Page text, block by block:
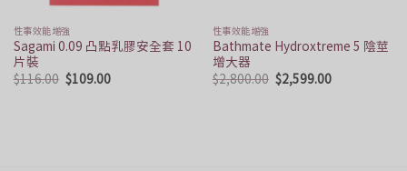
性事效能增強
Sagami 0.09 凸點乳膠安全套 10
片裝
$116.00 Original
price
$109.00Current
price
性事效能增強
Bathmate Hydroxtreme 5 陰莖
增大器
$2,800.00 Original
price
$2,599.00Current
price